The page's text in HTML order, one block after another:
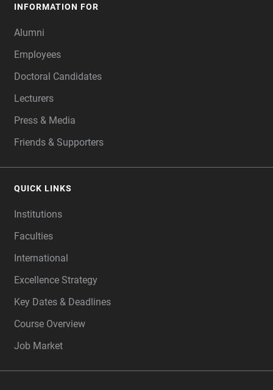
INFORMATION FOR
Alumni
Employees
Doctoral Candidates
Lecturers
Press & Media
Friends & Supporters
QUICK LINKS
Institutions
Faculties
International
Excellence Strategy
Key Dates & Deadlines
Course Overview
Job Market